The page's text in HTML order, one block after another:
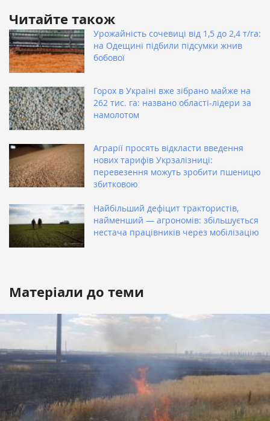
Читайте також
Урожайність сочевиці від 1,5 до 2,4 т/га:
на Одещині підбили підсумки жнив
бобової
Горох в Україні вже зібрано майже на
262 тис. га: названо області-лідери за
намолотом
Аграрії просять відкласти введення
нових тарифів Укрзалізниці:
перевезення можуть зробити пшеницю
збитковою
Найбільший дефіцит трактористів,
найменший — агрономів: збільшується
нестача працівників через мобілізацію
Матеріали до теми